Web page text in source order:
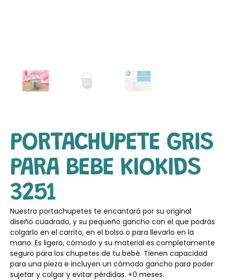
PORTACHUPETE GRIS
PARA BEBE KIOKIDS
3251
Nuestro portachupetes te encantará por su original
diseño cuadrado, y su pequeño gancho con el que podrás
colgarlo en el carrito, en el bolso o para llevarlo en la
mano. Es ligero, cómodo y su material es completamente
seguro para los chupetes de tu bebé. Tienen capacidad
para una pieza e incluyen un cómodo gancho para poder
sujetar y colgar y evitar pérdidas. +0 meses.